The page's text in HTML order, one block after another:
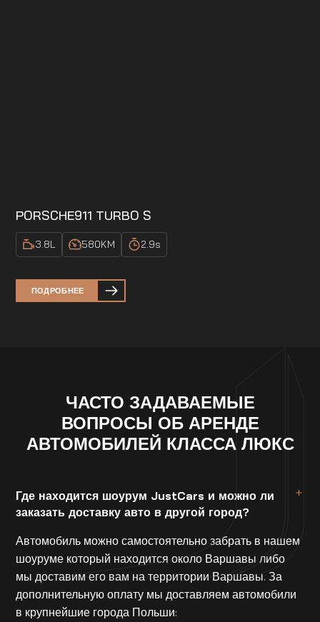
PORSCHE911 TURBO S
3.8L 580KM 2.9s
ПОДРОБНЕЕ
ЧАСТО ЗАДАВАЕМЫЕ
ВОПРОСЫ ОБ АРЕНДЕ
АВТОМОБИЛЕЙ КЛАССА ЛЮКС
Где находится шоурум JustCars и можно ли
заказать доставку авто в другой город?
Автомобиль можно самостоятельно забрать в нашем
шоуруме который находится около Варшавы либо
мы доставим его вам на территории Варшавы. За
дополнительную оплату мы доставляем автомобили
в крупнейшие города Польши: